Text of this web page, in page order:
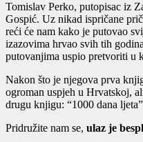
Tomislav Perko, putopisac iz
Gospić. Uz nikad ispričane
reći će nam kako je putovao
izazovima hrvao svih tih
putovanjima uspio pretvoriti u
Nakon što je njegova prva
ogroman uspjeh u Hrvatskoj,
drugu knjigu: “1000 dana
Pridružite nam se, ulaz je